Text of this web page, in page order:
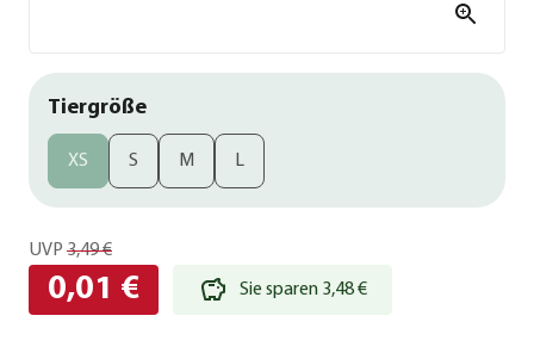
Tiergröße
XS S M L
UVP 3,49 €
0,01 € Sie sparen 3,48 €